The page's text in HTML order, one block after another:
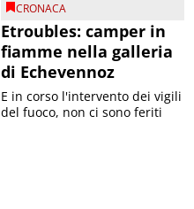
CRONACA
Etroubles: camper in
fiamme nella galleria
di Echevennoz
E in corso l'intervento dei vigili
del fuoco, non ci sono feriti